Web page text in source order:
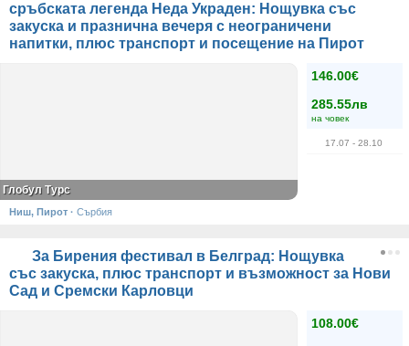
сръбската легенда Неда Украден: Нощувка със
закуска и празнична вечеря с неограничени
напитки, плюс транспорт и посещение на Пирот
146.00€
285.55лв
на човек
17.07 - 28.10
Глобул Турс
Ниш, Пирот · Сърбия
За Бирения фестивал в Белград: Нощувка
със закуска, плюс транспорт и възможност за Нови
Сад и Сремски Карловци
108.00€